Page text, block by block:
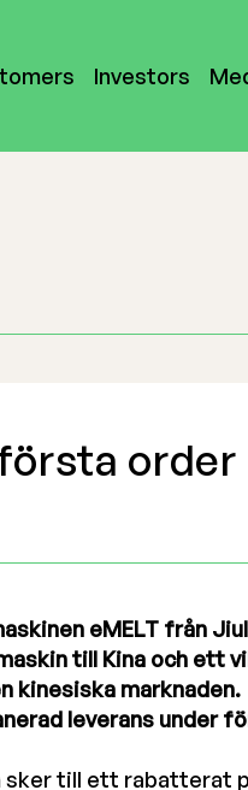
Investors
order
eMELT från
till Kina och ett
kinesiska marknaden.
leverans under
sker till ett rabatterat